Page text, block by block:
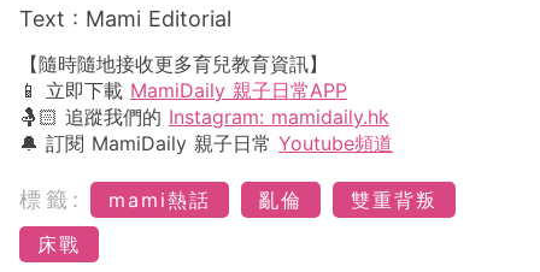
Text : Mami Editorial
【隨時隨地接收更多育兒教育資訊】
📱 立即下載 MamiDaily 親子日常APP
🤱🏻 追蹤我們的 Instagram: mamidaily.hk
🔔 訂閱 MamiDaily 親子日常 Youtube頻道
標籤: mami熱話 亂倫
雙重背叛
床戰